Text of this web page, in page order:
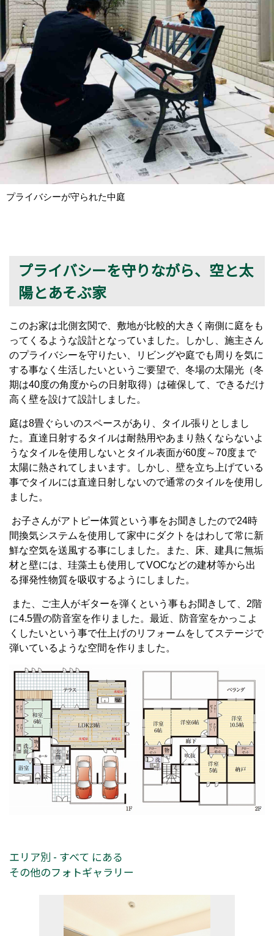
プライバシーが守られた中庭
プライバシーを守りながら、空と太
陽とあそぶ家
このお家は北側玄関で、敷地が比較的大きく南側に庭をも
ってくるような設計となっていました。しかし、施主さん
のプライバシーを守りたい、リビングや庭でも周りを気に
する事なく生活したいというご要望で、冬場の太陽光（冬
期は40度の角度からの日射取得）は確保して、できるだけ
高く壁を設けて設計しました。
庭は8畳ぐらいのスペースがあり、タイル張りとしまし
た。直達日射するタイルは耐熱用やあまり熱くならないよ
うなタイルを使用しないとタイル表面が60度～70度まで
太陽に熱されてしまいます。しかし、壁を立ち上げている
事でタイルには直達日射しないので通常のタイルを使用し
ました。
お子さんがアトピー体質という事をお聞きしたので24時
間換気システムを使用して家中にダクトをはわして常に新
鮮な空気を送風する事にしました。また、床、建具に無垢
材と壁には、珪藻土も使用してVOCなどの建材等から出
る揮発性物質を吸収するようにしました。
また、ご主人がギターを弾くという事もお聞きして、2階
に4.5畳の防音室を作りました。最近、防音室をかっこよ
くしたいという事で仕上げのリフォームをしてステージで
弾いているような空間を作りました。
エリア別 - すべて にある
その他のフォトギャラリー